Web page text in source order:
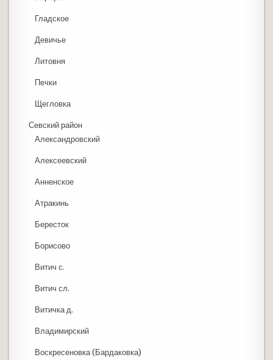
Гладское
Девичье
Литовня
Печки
Щегловка
Севский район
Александровский
Алексеевский
Анненское
Атракинь
Бересток
Борисово
Витич с.
Витич сл.
Витичка д.
Владимирский
Воскресеновка (Бардаковка)